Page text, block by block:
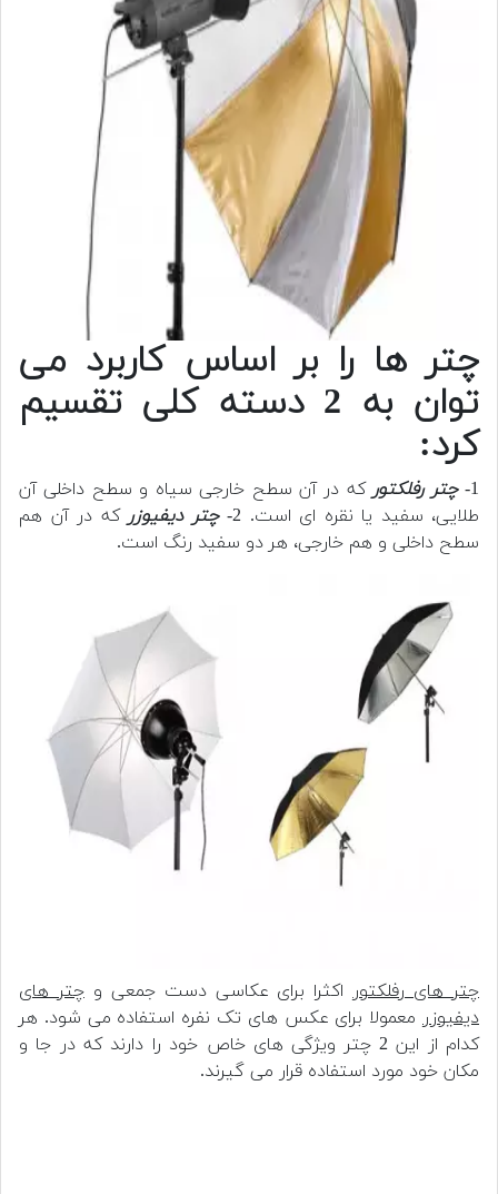
چتر ها را بر اساس کاربرد می
توان به 2 دسته کلی تقسیم
کرد:
1- چتر رفلکتور که در آن سطح خارجی سیاه و سطح داخلی آن
طلایی، سفید یا نقره ای است. 2- چتر دیفیوزر که در آن هم
سطح داخلی و هم خارجی، هر دو سفید رنگ است.
چتر های رفلکتوراکثرا برای عکاسی دست جمعی وچتر های
دیفیوزر معمولا برای عکس های تک نفره استفاده می شود. هر
کدام از این 2 چتر ویژگی های خاص خود را دارند که در جا و
مکان خود مورد استفاده قرار می گیرند.